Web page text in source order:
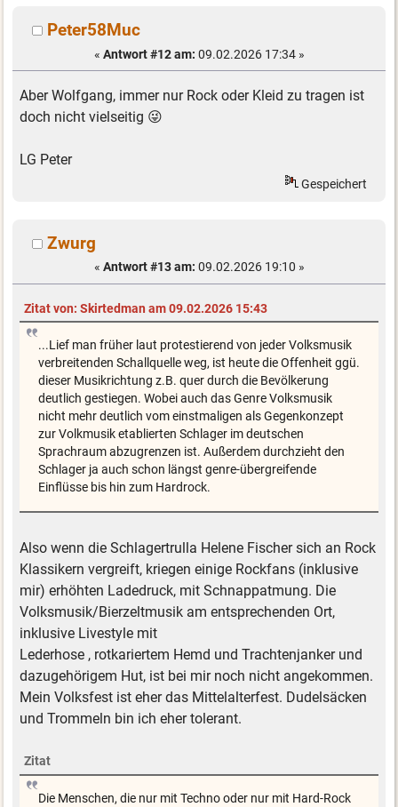
Peter58Muc
« Antwort #12 am: 09.02.2026 17:34 »
Aber Wolfgang, immer nur Rock oder Kleid zu tragen ist
doch nicht vielseitig 😜
LG Peter
Gespeichert
Zwurg
« Antwort #13 am: 09.02.2026 19:10 »
Zitat von: Skirtedman am 09.02.2026 15:43
...Lief man früher laut protestierend von jeder Volksmusik
verbreitenden Schallquelle weg, ist heute die Offenheit ggü.
dieser Musikrichtung z.B. quer durch die Bevölkerung
deutlich gestiegen. Wobei auch das Genre Volksmusik
nicht mehr deutlich vom einstmaligen als Gegenkonzept
zur Volkmusik etablierten Schlager im deutschen
Sprachraum abzugrenzen ist. Außerdem durchzieht den
Schlager ja auch schon längst genre-übergreifende
Einflüsse bis hin zum Hardrock.
Also wenn die Schlagertrulla Helene Fischer sich an Rock
Klassikern vergreift, kriegen einige Rockfans (inklusive
mir) erhöhten Ladedruck, mit Schnappatmung. Die
Volksmusik/Bierzeltmusik am entsprechenden Ort,
inklusive Livestyle mit
Lederhose , rotkariertem Hemd und Trachtenjanker und
dazugehörigem Hut, ist bei mir noch nicht angekommen.
Mein Volksfest ist eher das Mittelalterfest. Dudelsäcken
und Trommeln bin ich eher tolerant.
Zitat
Die Menschen, die nur mit Techno oder nur mit Hard-Rock